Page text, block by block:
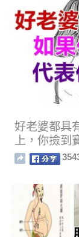
好老婆都具
上，你撿到